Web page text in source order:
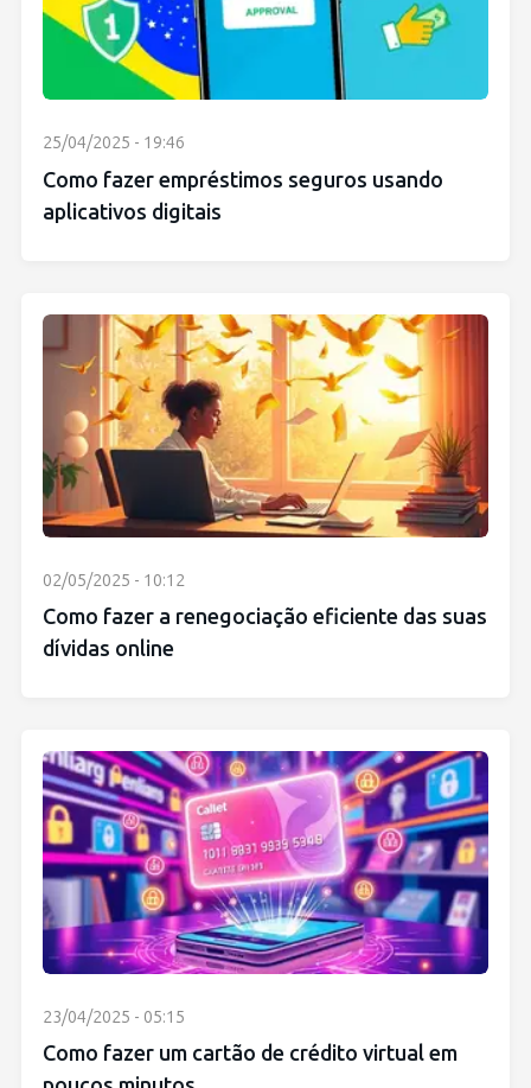
25/04/2025 - 19:46
Como fazer empréstimos seguros usando
aplicativos digitais
02/05/2025 - 10:12
Como fazer a renegociação eficiente das suas
dívidas online
23/04/2025 - 05:15
Como fazer um cartão de crédito virtual em